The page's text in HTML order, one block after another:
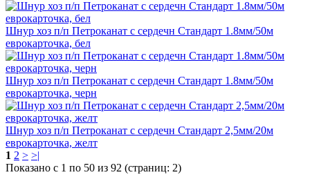
Шнур хоз п/п Петроканат с сердечн Стандарт 1.8мм/50м
еврокарточка, бел
Шнур хоз п/п Петроканат с сердечн Стандарт 1.8мм/50м
еврокарточка, черн
Шнур хоз п/п Петроканат с сердечн Стандарт 2,5мм/20м
еврокарточка, желт
1 2 > >|
Показано с 1 по 50 из 92 (страниц: 2)